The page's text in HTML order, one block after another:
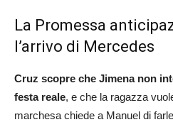
La Promessa
l’arrivo di Mercedes
Cruz scopre che Jimena non
festa reale, e che la ragazza
marchesa chiede a Manuel di